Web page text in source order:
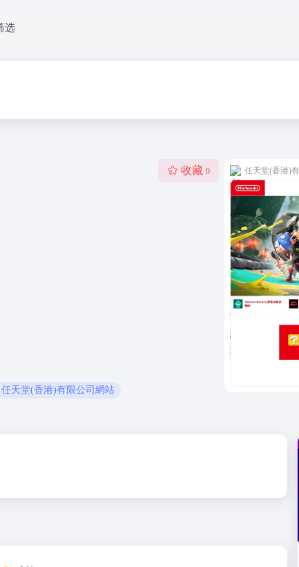
选
收藏 0
任天堂(香港)有限公司網站
任天堂(香港)